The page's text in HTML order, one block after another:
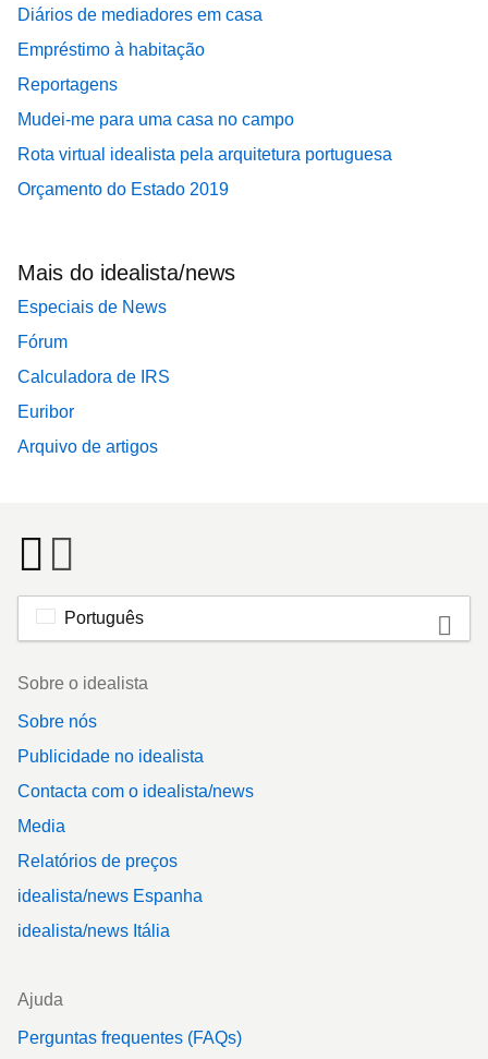
Diários de mediadores em casa
Empréstimo à habitação
Reportagens
Mudei-me para uma casa no campo
Rota virtual idealista pela arquitetura portuguesa
Orçamento do Estado 2019
Mais do idealista/news
Especiais de News
Fórum
Calculadora de IRS
Euribor
Arquivo de artigos
Português
Footer
Sobre o idealista
Sobre nós
Publicidade no idealista
Contacta com o idealista/news
Media
Relatórios de preços
idealista/news Espanha
idealista/news Itália
Ajuda
Perguntas frequentes (FAQs)